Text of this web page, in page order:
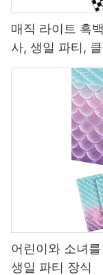
매직 라이트 흑
사, 생일 파티,
어린이와 소녀
생일 파티 장식